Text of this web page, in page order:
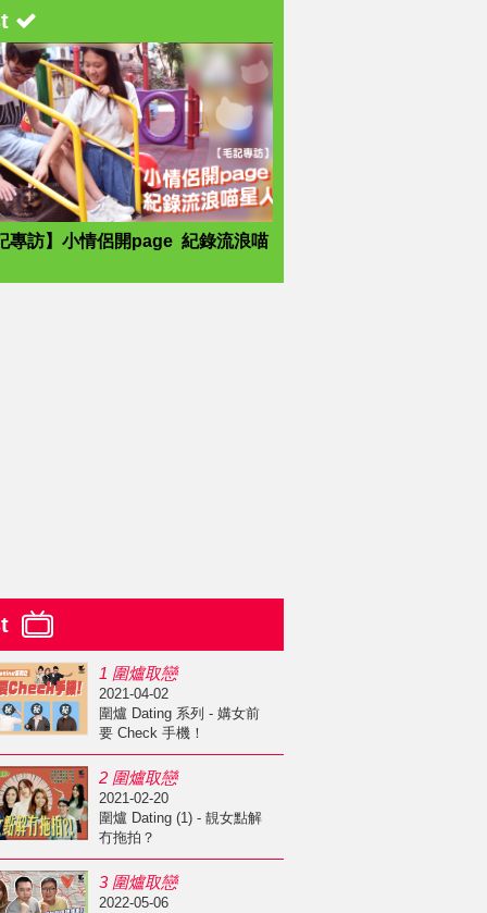
專訪】小情侶開page 紀錄流浪喵
1 圍爐取戀
2021-04-02
圍爐 Dating 系列 - 媾女前
要 Check 手機！
2 圍爐取戀
2021-02-20
圍爐 Dating (1) - 靚女點解
冇拖拍？
3 圍爐取戀
2022-05-06